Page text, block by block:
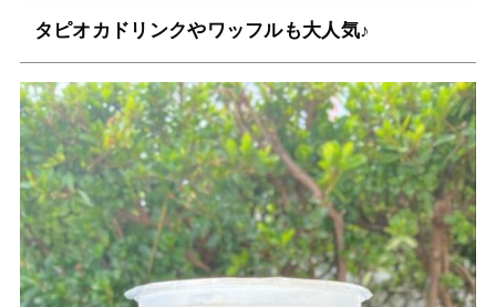
タピオカドリンクやワッフルも大人気♪